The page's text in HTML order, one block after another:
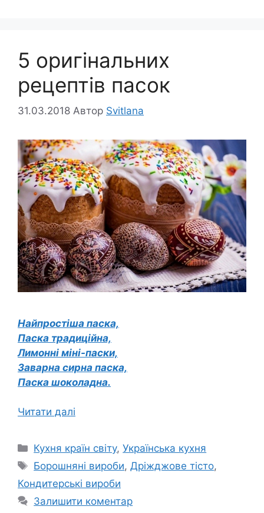
5 оригінальних
рецептів пасок
31.03.2018 Автор Svitlana
Найпростіша паска,
Паска традиційна,
Лимонні міні-паски,
Заварна сирна паска,
Паска шоколадна.
Читати далі
Категорії
Кухня країн світу,Українська кухня
Позначки
Борошняні вироби,Дріжджове тісто,
Кондитерські вироби
Залишити коментар